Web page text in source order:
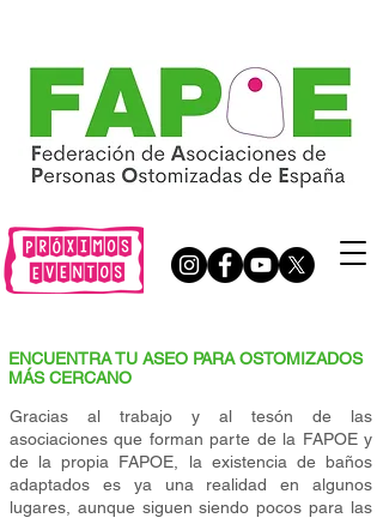
ENCUENTRA TU ASEO PARA OSTOMIZADOS
MÁS CERCANO
Gracias al trabajo y al tesón de las
asociaciones que forman parte de la FAPOE y
de la propia FAPOE, la existencia de baños
adaptados es ya una realidad en algunos
lugares, aunque siguen siendo pocos para las